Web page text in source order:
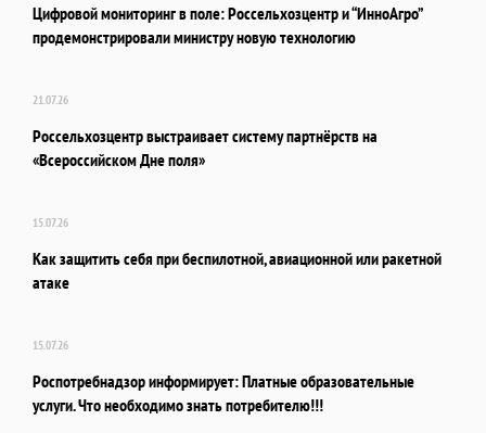
Цифровой мониторинг в поле: Россельхозцентр и “ИнноАгро”
продемонстрировали министру новую технологию
21.07.26
Россельхозцентр выстраивает систему партнёрств на
«Всероссийском Дне поля»
15.07.26
Как защитить себя при беспилотной, авиационной или ракетной
атаке
15.07.26
Роспотребнадзор информирует: Платные образовательные
услуги. Что необходимо знать потребителю!!!